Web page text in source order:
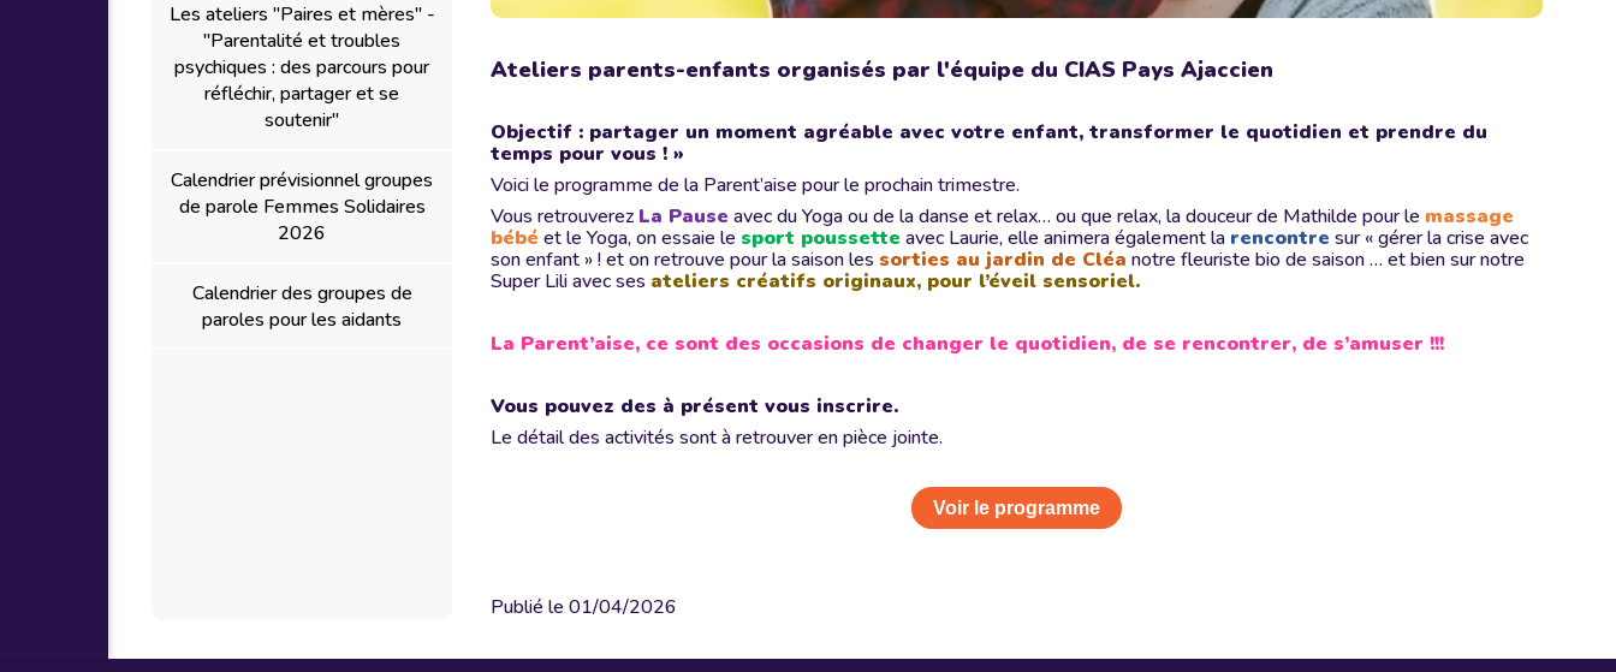
Les ateliers "Paires et mères" -
"Parentalité et troubles
psychiques : des parcours pour
réfléchir, partager et se
soutenir"
Calendrier prévisionnel groupes
de parole Femmes Solidaires
2026
Calendrier des groupes de
paroles pour les aidants
Ateliers parents-enfants organisés par l'équipe du CIAS Pays Ajaccien
Objectif : partager un moment agréable avec votre enfant, transformer le quotidien et prendre du
temps pour vous ! »
Voici le programme de la Parent’aise pour le prochain trimestre.
Vous retrouverez La Pause avec du Yoga ou de la danse et relax… ou que relax, la douceur de Mathilde pour le massage
bébé et le Yoga, on essaie le sport poussette avec Laurie, elle animera également la rencontre sur « gérer la crise avec
son enfant » ! et on retrouve pour la saison les sorties au jardin de Cléa notre fleuriste bio de saison … et bien sur notre
Super Lili avec ses ateliers créatifs originaux, pour l’éveil sensoriel.
La Parent’aise, ce sont des occasions de changer le quotidien, de se rencontrer, de s’amuser !!!
Vous pouvez des à présent vous inscrire.
Le détail des activités sont à retrouver en pièce jointe.
Voir le programme
Publié le01/04/2026